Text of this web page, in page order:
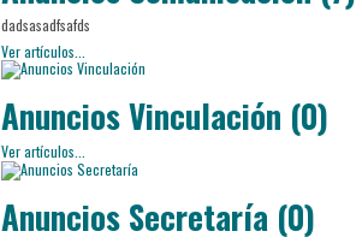
dadsasadfsafds
Ver artículos...
Anuncios Vinculación (0)
Ver artículos...
Anuncios Secretaría (0)